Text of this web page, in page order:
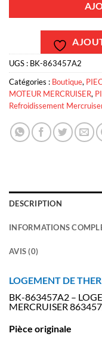
UGS : BK-863457A2
Catégories : Boutique,
MOTEUR MERCRUISER,
Refroidissement
DESCRIPTION
INFORMATIONS
AVIS (0)
LOGEMENT DE
BK-863457A2 –
MERCRUISER
Pièce originale